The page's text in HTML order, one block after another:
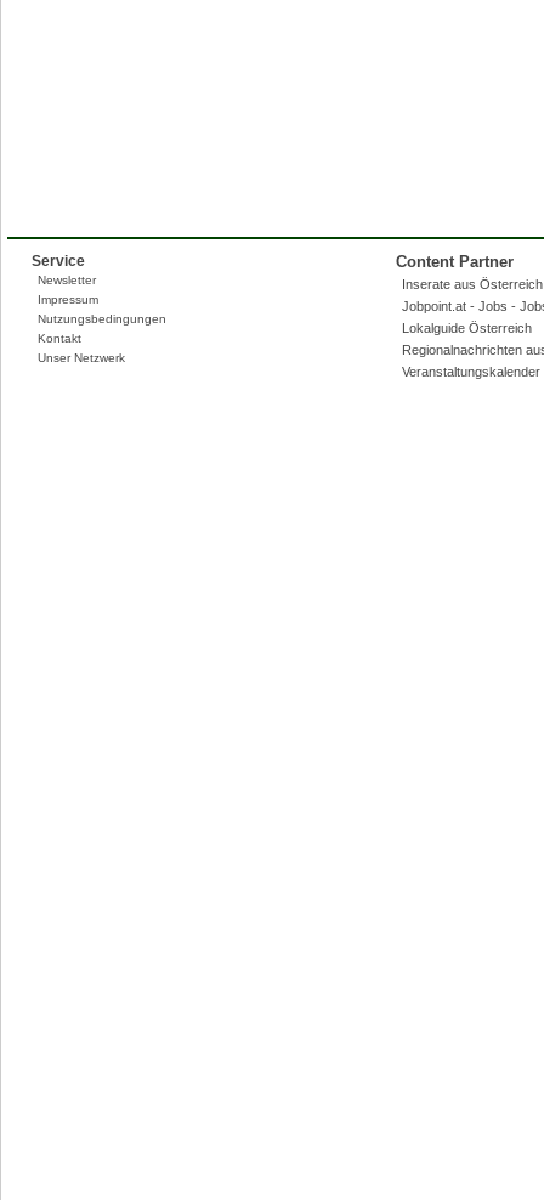
Service
Newsletter
Impressum
Nutzungsbedingungen
Kontakt
Unser Netzwerk
Content Partner
Inserate aus
Jobpoint.at - Jobs -
Lokalguide Österreich
Regionalnachrichten